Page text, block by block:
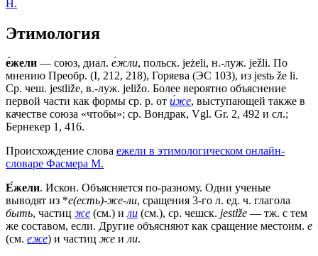
Н.
Этимология
е́жели — союз, диал. е́жли, польск. jeżeli, н.-луж. ježli. По
мнению Преобр. (I, 212, 218), Горяева (ЭС 103), из jestь že li.
Ср. чеш. jestliže, в.-луж. jeližo. Более вероятно объяснение
первой части как формы ср. р. от и́же, выступающей также в
качестве союза «чтобы»; ср. Вондрак, Vgl. Gr. 2, 492 и сл.;
Бернекер 1, 416.
Происхождение слова ежели в этимологическом онлайн-
словаре Фасмера М.
Е́жели. Искон. Объясняется по-разному. Одни ученые
выводят из *е(есть)-же-ли, сращения 3-го л. ед. ч. глагола
быть, частиц же (см.) или (см.), ср. чешск. jestlže — тж. с тем
же составом, если. Другие объясняют как сращение местоим. е
(см. еже) и частиц же или.